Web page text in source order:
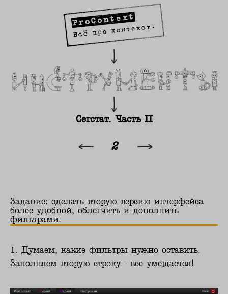
Сегстат. Часть II
2
Задание: сделать вторую версию интерфейса
более удобной, облегчить и дополнить
фильтрами.
1. Думаем, какие фильтры нужно оставить.
Заполняем вторую строку - все умещается!